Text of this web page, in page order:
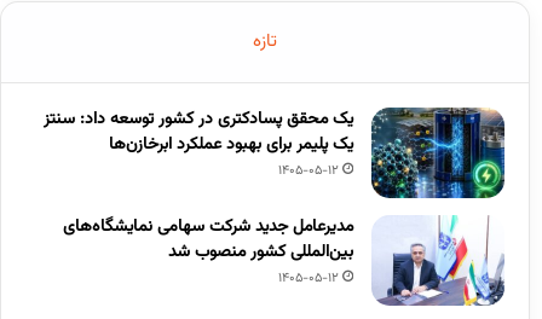
تازه
یک محقق پسادکتری در کشور توسعه داد: سنتز
یک پلیمر برای بهبود عملکرد ابرخازن‌ها
1405-05-12
مدیرعامل جدید شرکت سهامی نمایشگاه‌های
بین‌المللی کشور منصوب شد
1405-05-12